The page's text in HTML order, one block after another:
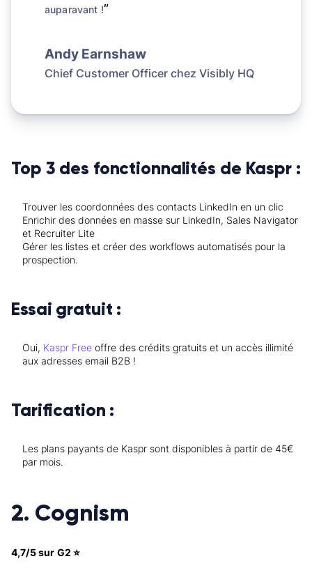
auparavant !”
Andy Earnshaw
Chief Customer Officer chez Visibly HQ
Top 3 des fonctionnalités de Kaspr :
Trouver les coordonnées des contacts LinkedIn en un clic
Enrichir des données en masse sur LinkedIn, Sales Navigator
et Recruiter Lite
Gérer les listes et créer des workflows automatisés pour la
prospection.
Essai gratuit :
Oui, Kaspr Free offre des crédits gratuits et un accès illimité
aux adresses email B2B !
Tarification :
Les plans payants de Kaspr sont disponibles à partir de 45€
par mois.
2. Cognism
4,7/5 sur G2 ⭐